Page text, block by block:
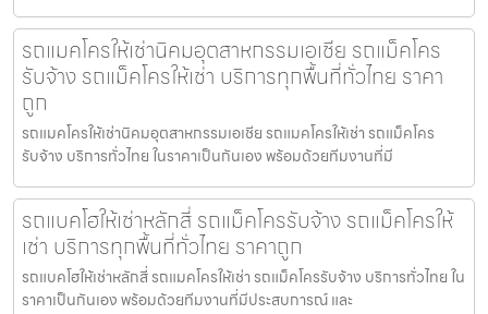
รถแมคโครให้เช่านิคมอุตสาหกรรมเอเชีย รถแม็คโคร
รับจ้าง รถแม็คโครให้เช่า บริการทุกพื้นที่ทั่วไทย ราคา
ถูก
รถแมคโครให้เช่านิคมอุตสาหกรรมเอเชีย รถแมคโครให้เช่า รถแม็คโคร
รับจ้าง บริการทั่วไทย ในราคาเป็นกันเอง พร้อมด้วยทีมงานที่มี
รถแบคโฮให้เช่าหลักสี่ รถแม็คโครรับจ้าง รถแม็คโครให้
เช่า บริการทุกพื้นที่ทั่วไทย ราคาถูก
รถแบคโฮให้เช่าหลักสี่ รถแมคโครให้เช่า รถแม็คโครรับจ้าง บริการทั่วไทย ใน
ราคาเป็นกันเอง พร้อมด้วยทีมงานที่มีประสบการณ์ และ